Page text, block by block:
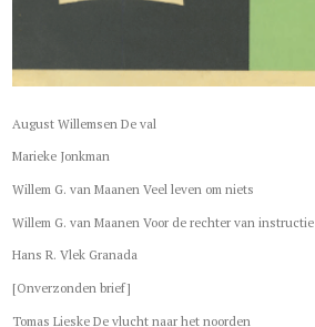
August Willemsen De val
Marieke Jonkman
Willem G. van Maanen Veel leven om niets
Willem G. van Maanen Voor de rechter van instructie
Hans R. Vlek Granada
[Onverzonden brief]
Tomas Lieske De vlucht naar het noorden